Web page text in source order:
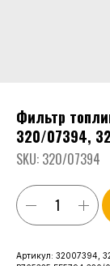
Фильтр
320/07394,
SKU: 320/07394
Артикул: 32007394,